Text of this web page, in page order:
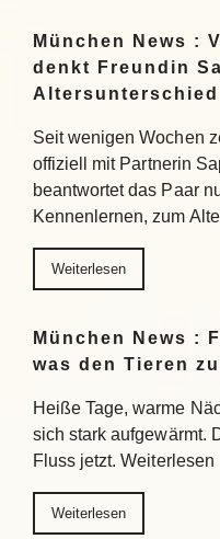
München News :
denkt Freundin
Altersunterschied
Seit wenigen Wochen
offiziell mit Partnerin
beantwortet das Paar
Kennenlernen, zum
Weiterlesen
München News :
was den Tieren
Heiße Tage, warme
sich stark aufgewärmt.
Fluss jetzt. Weiterlesen
Weiterlesen